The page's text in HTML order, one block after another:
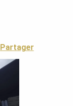
Partager